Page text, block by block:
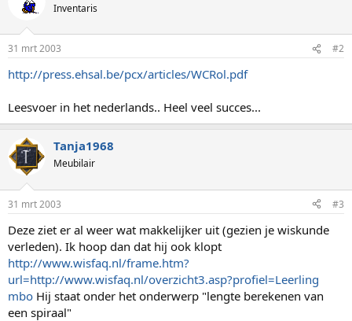
Inventaris
31 mrt 2003 #2
http://press.ehsal.be/pcx/articles/WCRol.pdf
Leesvoer in het nederlands.. Heel veel succes...
Tanja1968
Meubilair
31 mrt 2003 #3
Deze ziet er al weer wat makkelijker uit (gezien je wiskunde
verleden). Ik hoop dan dat hij ook klopt
http://www.wisfaq.nl/frame.htm?
url=http://www.wisfaq.nl/overzicht3.asp?profiel=Leerling
mbo Hij staat onder het onderwerp "lengte berekenen van
een spiraal"